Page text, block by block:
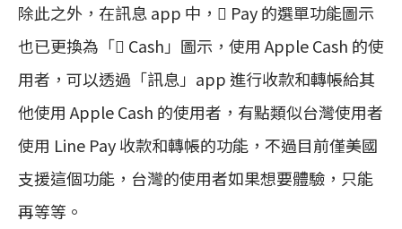
除此之外，在訊息 app 中， Pay 的選單功能圖示
也已更換為「 Cash」圖示，使用 Apple Cash 的使
用者，可以透過「訊息」app 進行收款和轉帳給其
他使用 Apple Cash 的使用者，有點類似台灣使用者
使用 Line Pay 收款和轉帳的功能，不過目前僅美國
支援這個功能，台灣的使用者如果想要體驗，只能
再等等。